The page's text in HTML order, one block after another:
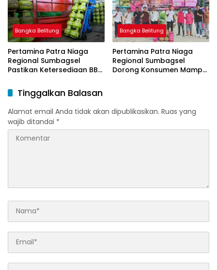
Bangka Belitung
Pertamina Patra Niaga
Regional Sumbagsel
Pastikan Ketersediaan BBM
Ramadan dan Menjelang
Idulfitri
Bangka Belitung
Pertamina Patra Niaga
Regional Sumbagsel
Dorong Konsumen Mampu
Tinggalkan Balasan
Alamat email Anda tidak akan dipublikasikan. Ruas yang
wajib ditandai *